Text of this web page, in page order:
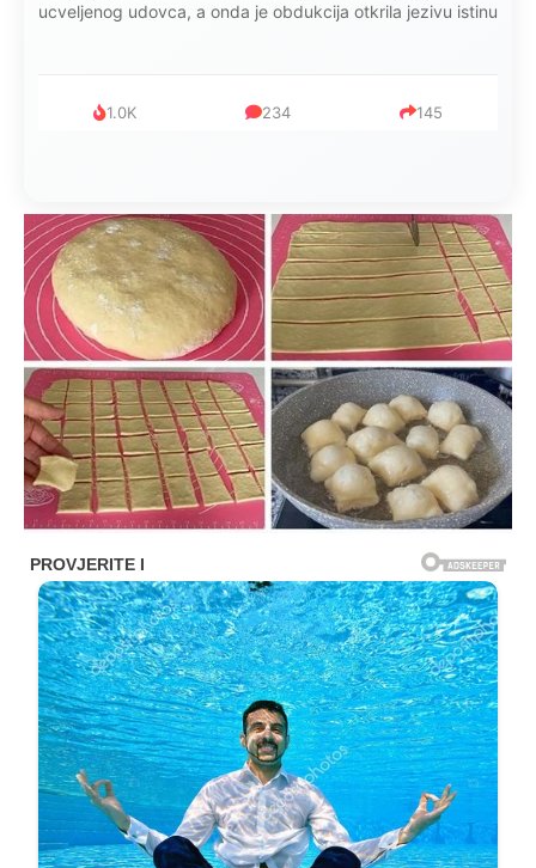
mijenjala: Jedno jutro je poslao po čokoladu..
999 321 234